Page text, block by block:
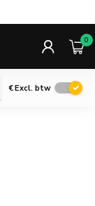
0
€Excl. btw